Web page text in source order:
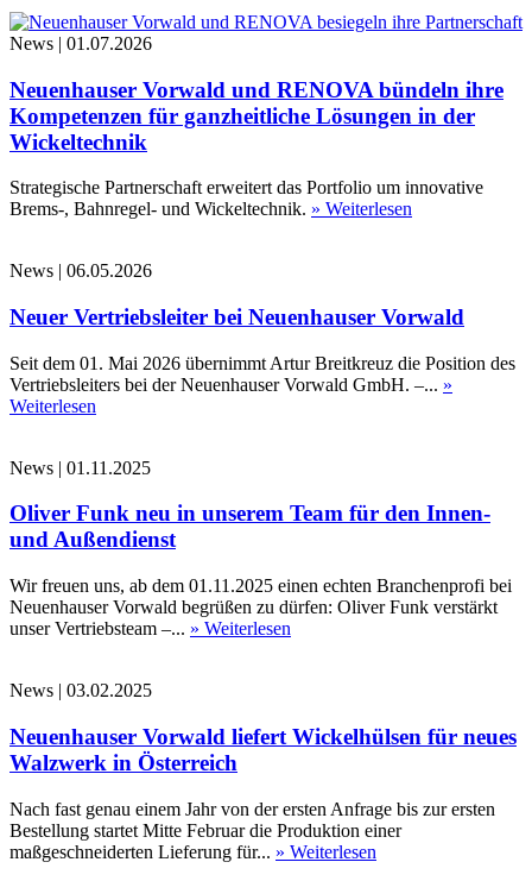
News | 01.07.2026
Neuenhauser Vorwald und RENOVA bündeln ihre
Kompetenzen für ganzheitliche Lösungen in der
Wickeltechnik
Strategische Partnerschaft erweitert das Portfolio um innovative
Brems-, Bahnregel- und Wickeltechnik. » Weiterlesen
News | 06.05.2026
Neuer Vertriebsleiter bei Neuenhauser Vorwald
Seit dem 01. Mai 2026 übernimmt Artur Breitkreuz die Position des
Vertriebsleiters bei der Neuenhauser Vorwald GmbH. –... »
Weiterlesen
News | 01.11.2025
Oliver Funk neu in unserem Team für den Innen-
und Außendienst
Wir freuen uns, ab dem 01.11.2025 einen echten Branchenprofi bei
Neuenhauser Vorwald begrüßen zu dürfen: Oliver Funk verstärkt
unser Vertriebsteam –... » Weiterlesen
News | 03.02.2025
Neuenhauser Vorwald liefert Wickelhülsen für neues
Walzwerk in Österreich
Nach fast genau einem Jahr von der ersten Anfrage bis zur ersten
Bestellung startet Mitte Februar die Produktion einer
maßgeschneiderten Lieferung für... » Weiterlesen